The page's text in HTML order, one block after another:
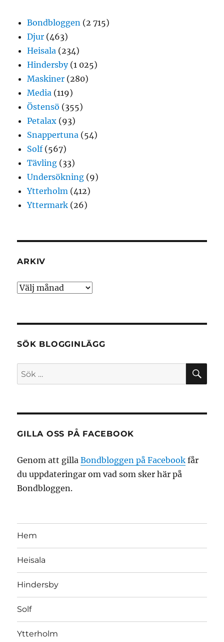
Bondbloggen (2 715)
Djur (463)
Heisala (234)
Hindersby(1 025)
Maskiner (280)
Media (119)
Östensö (355)
Petalax (93)
Snappertuna (54)
Solf(567)
Tävling (33)
Undersökning (9)
Ytterholm (412)
Yttermark (26)
ARKIV
Arkiv
SÖK BLOGGINLÄGG
Sök
efter:
GILLA OSS PÅ FACEBOOK
Genom att gillaBondbloggen på Facebook får
du uppdateringar om vad som sker här på
Bondbloggen.
Hem
Heisala
Hindersby
Solf
Ytterholm